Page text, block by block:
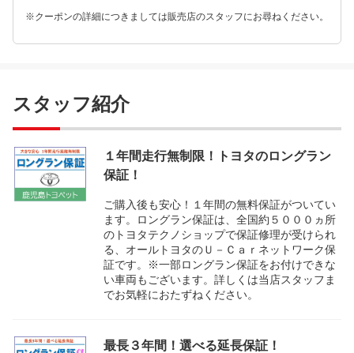
※クーポンの詳細につきましては販売店のスタッフにお尋ねください。
スタッフ紹介
１年間走行無制限！トヨタのロングラン
保証！
ご購入後も安心！１年間の無料保証がついてい
ます。ロングラン保証は、全国約５０００ヵ所
のトヨタテクノショップで保証修理が受けられ
る、オールトヨタのＵ－Ｃａｒネットワーク保
証です。※一部ロングラン保証をお付けできな
い車両もございます。詳しくは当店スタッフま
でお気軽におたずねください。
最長３年間！選べる延長保証！